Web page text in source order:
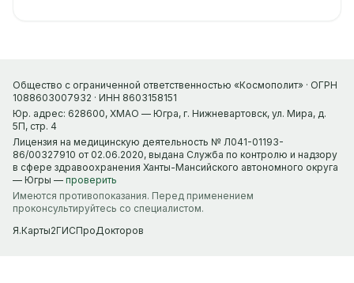
Общество с ограниченной ответственностью «Космополит» · ОГРН
1088603007932 · ИНН 8603158151
Юр. адрес: 628600, ХМАО — Югра, г. Нижневартовск, ул. Мира, д.
5П, стр. 4
Лицензия на медицинскую деятельность № Л041-01193-
86/00327910 от 02.06.2020, выдана Служба по контролю и надзору
в сфере здравоохранения Ханты-Мансийского автономного округа
— Югры — проверить
Имеются противопоказания. Перед применением
проконсультируйтесь со специалистом.
Я.Карты2ГИСПроДокторов